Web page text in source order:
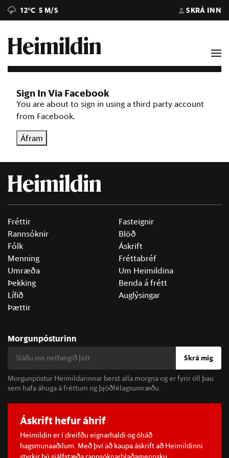
12°C 5 M/S SKRÁ INN
Sign In Via Facebook
You are about to sign in using a third party account
from Facebook.
Áfram
Fréttir
Rannsóknir
Fólk
Menning
Umræða
Þekking
Lífið
Þættir
Fasteignir
Blöð
Áskrift
Fréttabréf
Um Heimildina
Benda á frétt
Auglýsingar
Morgunpósturinn
Skrá mig
Morgunpóstur Heimildarinnar berst alla morgna og er fyrir öll þau
sem hafa áhuga á fréttum og þjóðfélagsumræðu.
Áskrift hefur áhrif
Heimildin er í dreifðu eignarhaldi og óháð
hagsmunaaðilum. Með því að kaupa áskrift að Heimildinni